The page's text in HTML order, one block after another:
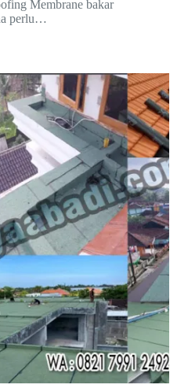
Membrane bakar
perlu…